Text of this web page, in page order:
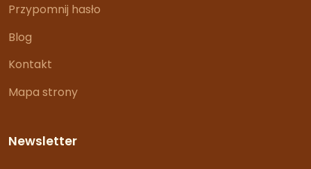
Przypomnij hasło
Blog
Kontakt
Mapa strony
Newsletter